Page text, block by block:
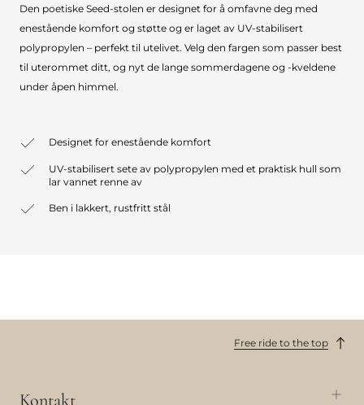
Den poetiske Seed-stolen er designet for å omfavne deg med
enestående komfort og støtte og er laget av UV-stabilisert
polypropylen – perfekt til utelivet. Velg den fargen som passer best
til uterommet ditt, og nyt de lange sommerdagene og -kveldene
under åpen himmel.
Designet for enestående komfort
UV-stabilisert sete av polypropylen med et praktisk hull som
lar vannet renne av
Ben i lakkert, rustfritt stål
Free ride to the top
Kontakt